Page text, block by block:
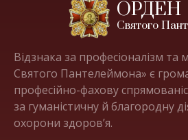
ОРДЕН
Святого
Відзнака за професіоналізм
Святого Пантелеймона» є
професійно-фахову
за гуманістичну й благородну
охорони здоров’я.